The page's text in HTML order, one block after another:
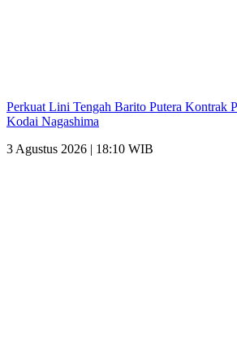
Perkuat Lini Tengah Barito Putera Kontrak
Kodai Nagashima
3 Agustus 2026 | 18:10 WIB